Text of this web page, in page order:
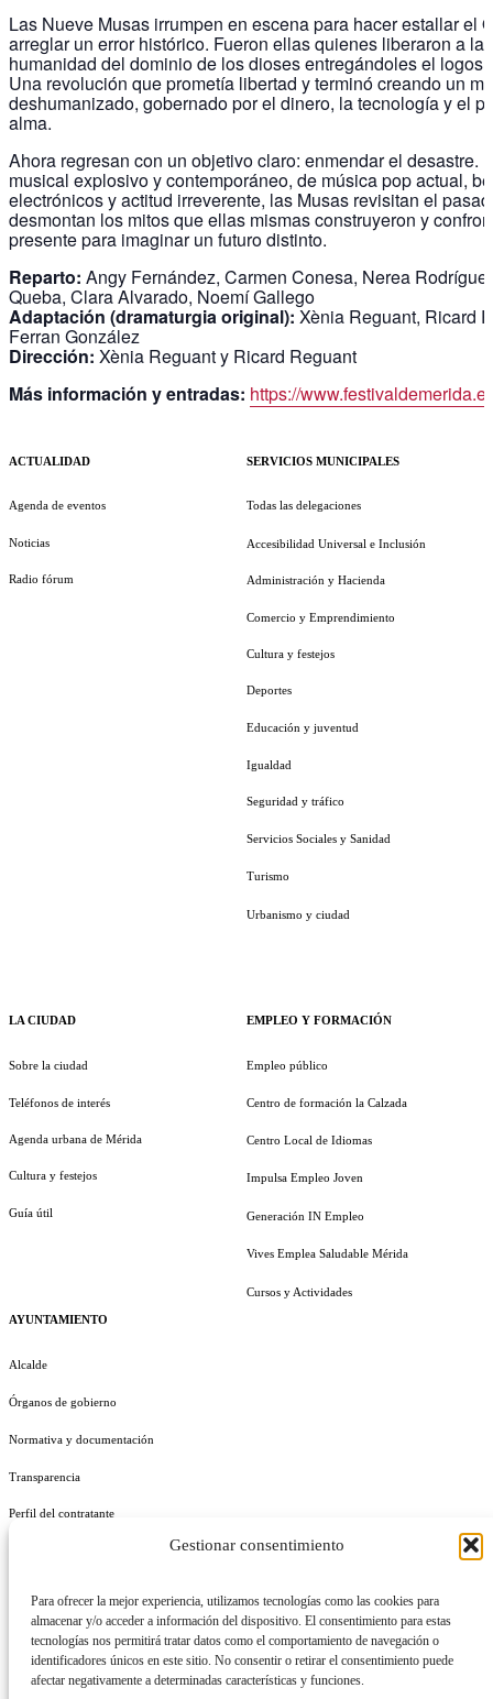
Gestionar consentimiento
Para ofrecer la mejor experiencia, utilizamos tecnologías como las cookies para
almacenar y/o acceder a información del dispositivo. El consentimiento para estas
tecnologías nos permitirá tratar datos como el comportamiento de navegación o
identificadores únicos en este sitio. No consentir o retirar el consentimiento puede
afectar negativamente a determinadas características y funciones.
Las Nueve Musas irrumpen en escena para hacer estallar el
arreglar un error histórico. Fueron ellas quienes liberaron a la
humanidad del dominio de los dioses entregándoles el logos,
Una revolución que prometía libertad y terminó creando un
deshumanizado, gobernado por el dinero, la tecnología y el
alma.
Ahora regresan con un objetivo claro: enmendar el desastre.
musical explosivo y contemporáneo, de música pop actual,
electrónicos y actitud irreverente, las Musas revisitan el
desmontan los mitos que ellas mismas construyeron y
presente para imaginar un futuro distinto.
Reparto: Angy Fernández, Carmen Conesa, Nerea
Queba, Clara Alvarado, Noemí Gallego
Adaptación (dramaturgia original): Xènia Reguant, Ricard
Ferran González
Dirección: Xènia Reguant y Ricard Reguant
Más información y entradas: https://
ACTUALIDAD
Agenda de eventos
Noticias
Radio fórum
LA CIUDAD
Sobre la ciudad
Teléfonos de interés
Agenda urbana de Mérida
Cultura y festejos
Guía útil
AYUNTAMIENTO
Alcalde
Órganos de gobierno
Normativa y documentación
Transparencia
Perfil del contratante
SERVICIOS MUNICIPALES
Todas las delegaciones
Accesibilidad Universal e Inclusión
Administración y Hacienda
Comercio y Emprendimiento
Cultura y festejos
Deportes
Educación y juventud
Igualdad
Seguridad y tráfico
Servicios Sociales y Sanidad
Turismo
Urbanismo y ciudad
EMPLEO Y FORMACIÓN
Empleo público
Centro de formación la Calzada
Centro Local de Idiomas
Impulsa Empleo Joven
Generación IN Empleo
Vives Emplea Saludable Mérida
Cursos y Actividades